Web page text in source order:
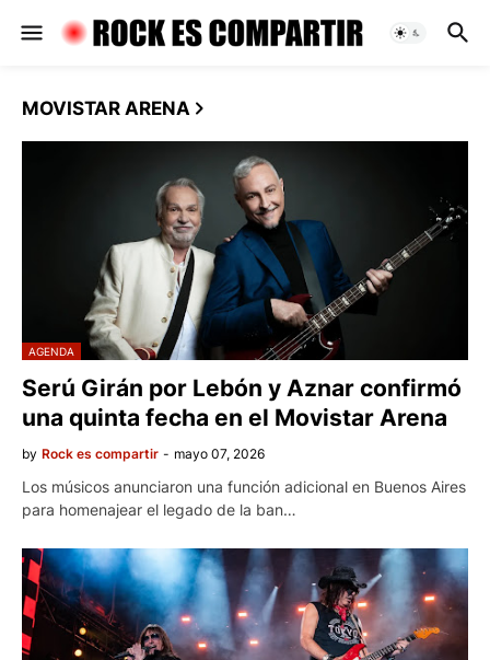
MOVISTAR ARENA
AGENDA
Serú Girán por Lebón y Aznar confirmó
una quinta fecha en el Movistar Arena
by Rock es compartir - mayo 07, 2026
Los músicos anunciaron una función adicional en Buenos Aires
para homenajear el legado de la ban…